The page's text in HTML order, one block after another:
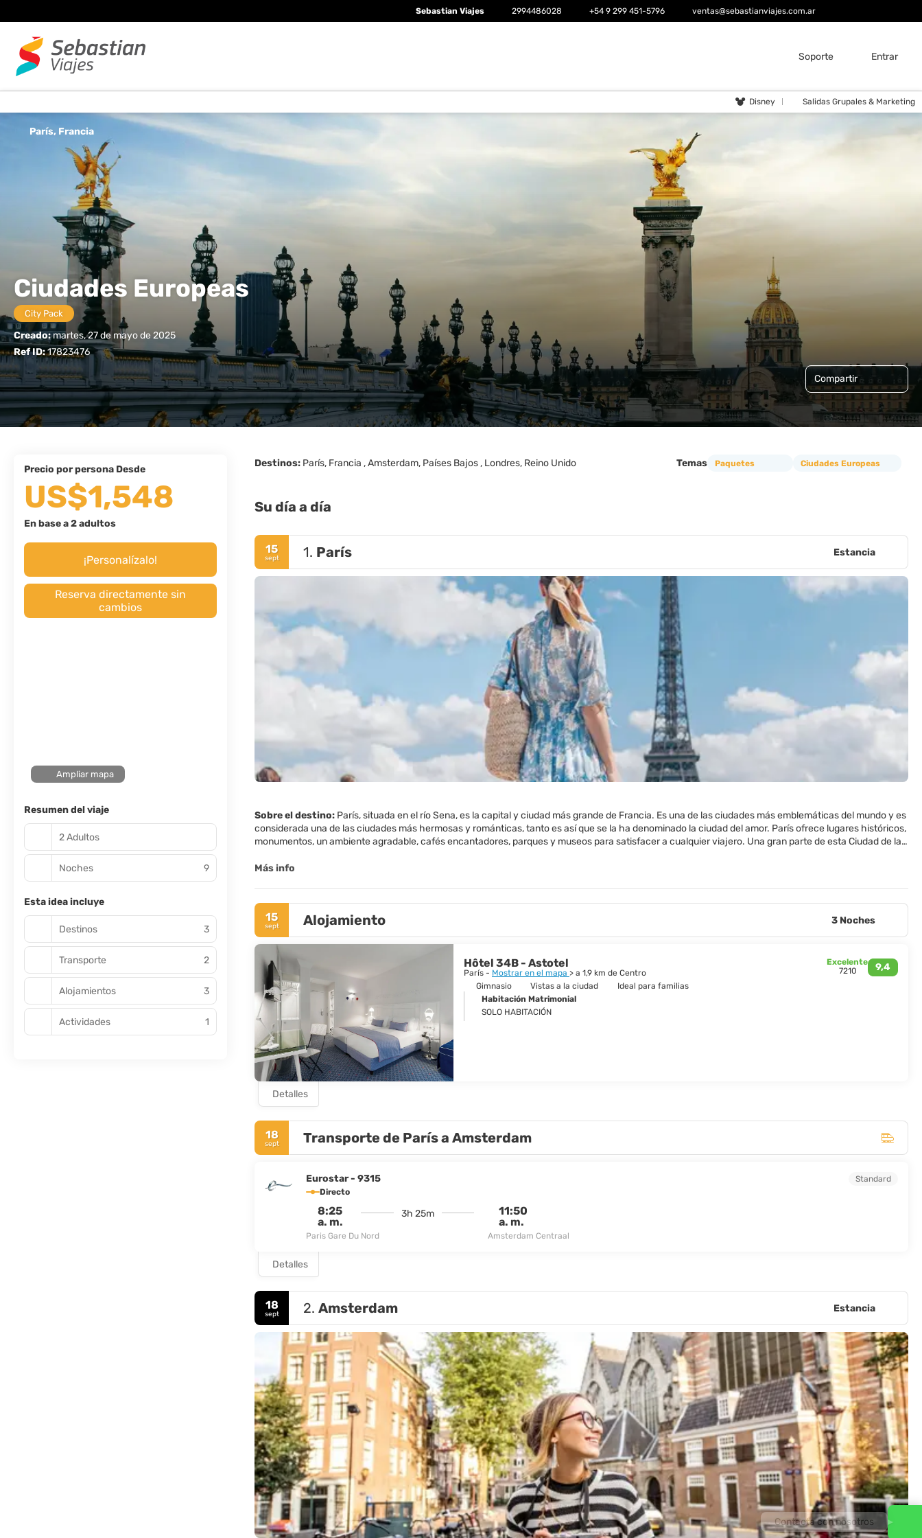
Sebastian Viajes 2994486028 +54 9 299 451-5796 ventas@sebastianviajes.com.ar
Soporte Entrar
Disney Salidas Grupales & Marketing
Ciudades Europeas
City Pack
Creado:martes, 27 de mayo de 2025
Ref ID:17823476
Compartir
París, Francia
Destinos: París, Francia , Amsterdam, Países Bajos , Londres, Reino Unido Temas Paquetes Ciudades Europeas
Su día a día
15
sept 1. París Estancia
Sobre el destino: París, situada en el río Sena, es la capital y ciudad más grande de Francia. Es una de las ciudades más emblemáticas del mundo y es
considerada una de las ciudades más hermosas y románticas, tanto es así que se la ha denominado la ciudad del amor. París ofrece lugares históricos,
monumentos, un ambiente agradable, cafés encantadores, parques y museos para satisfacer a cualquier viajero. Una gran parte de esta Ciudad de la
mejores museos del mundo del arte y la cultura, es obligatorio. París sigue siendo muy influyente en los ámbitos del arte y diseño y es el hogar de
algunos de los edificios modernos más impresionantes de la acutalidad, como La Défense, el Centro Pompidou, el Instituto del Mundo Árabe o el Stade
de France.
París es una ciudad de inmensa vitalidad y belleza y es un destino increíble y fascinante. Con su historia y patrimonio arquitectónico, París es la ciudad
Más info
15
sept Alojamiento 3 Noches
Hôtel 34B - Astotel
París - Mostrar en el mapa > a 1,9 km de Centro
9,4
Excelente
7210
Gimnasio
Vistas a la ciudad
Ideal para familias
Habitación Matrimonial
SOLO HABITACIÓN
Detalles
18
sept Transporte de París a Amsterdam
Eurostar - 9315
Directo
8:25
a. m.
Paris Gare Du Nord
3h 25m
11:50
a. m.
Amsterdam Centraal
Standard
Detalles
18
sept 2. Amsterdam Estancia
precio por persona Desde
US$1,548
En base a 2 adultos
¡Personalízalo!
Reserva directamente sin
cambios
Ampliar mapa
Resumen del viaje
2 Adultos
Noches 9
Esta idea incluye
Destinos 3
Transporte 2
Alojamientos 3
Actividades 1
Contacta con nosotros